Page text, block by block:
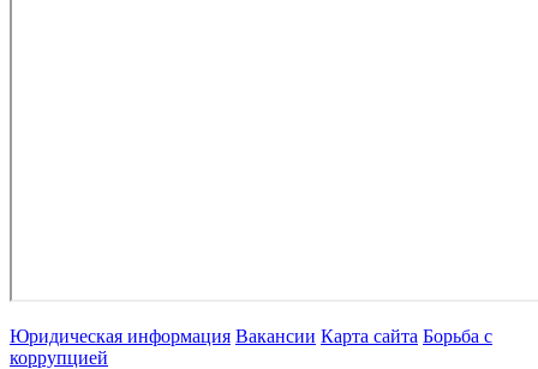
Юридическая информация Вакансии Карта сайта Борьба с
коррупцией